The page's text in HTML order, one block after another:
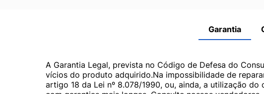
Garantia
A Garantia Legal, prevista no Código de Defesa do
vícios do produto adquirido.Na impossibilidade de
artigo 18 da Lei nº 8.078/1990, ou, ainda, a utilização